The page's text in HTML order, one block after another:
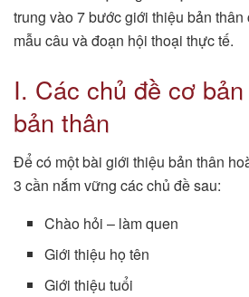
trung vào 7 bước giới thiệu bản
mẫu câu và đoạn hội thoại thực tế.
I. Các chủ đề cơ
bản thân
Để có một bài giới thiệu bản thân
3 cần nắm vững các chủ đề sau:
Chào hỏi – làm quen
Giới thiệu họ tên
Giới thiệu tuổi